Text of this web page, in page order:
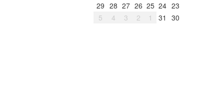
23
24
25
26
27
28
29
30
31
1
2
3
4
5